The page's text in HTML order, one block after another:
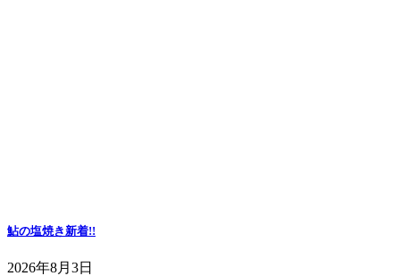
鮎の塩焼き新着!!
2026年8月3日